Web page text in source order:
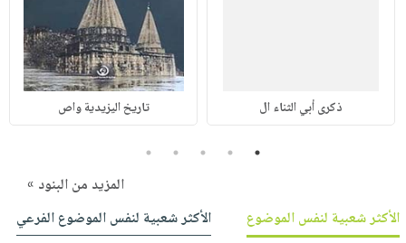
ذكرى أبي الثناء ال تاريخ اليزيدية واص
1
2
3
4
5
المزيد من البنود »
الأكثر شعبية لنفس الموضوع
الأكثر شعبية لنفس الموضوع الفرعي